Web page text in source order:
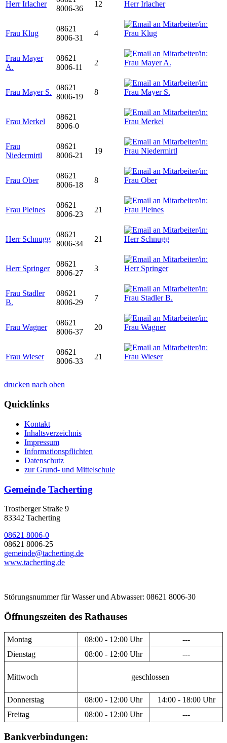
Herr Irlacher
8006-36
12
Frau Klug
08621
8006-31
4
Frau Mayer
A.
08621
8006-11
2
Frau Mayer S.
08621
8006-19
8
Frau Merkel
08621
8006-0
Frau
Niedermirtl
08621
8006-21
19
Frau Ober
08621
8006-18
8
Frau Pleines
08621
8006-23
21
Herr Schnugg
08621
8006-34
21
Herr Springer
08621
8006-27
3
Frau Stadler
B.
08621
8006-29
7
Frau Wagner
08621
8006-37
20
Frau Wieser
08621
8006-33
21
drucken nach oben
Quicklinks
Kontakt
Inhaltsverzeichnis
Impressum
Informationspflichten
Datenschutz
zur Grund- und Mittelschule
Gemeinde Tacherting
Trostberger Straße 9
83342 Tacherting
08621 8006-0
08621 8006-25
gemeinde@tacherting.de
www.tacherting.de
Störungsnummer für Wasser und Abwasser: 08621 8006-30
Öffnungszeiten des Rathauses
Montag 08:00 - 12:00 Uhr
---
Dienstag
08:00 - 12:00 Uhr ---
Mittwoch geschlossen
Donnerstag 08:00 - 12:00 Uhr
14:00 - 18:00 Uhr
Freitag
08:00 - 12:00 Uhr ---
Bankverbindungen: